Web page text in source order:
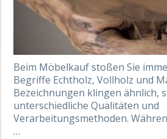
Beim Möbelkauf stoßen Sie
Begriffe Echtholz, Vollholz und
Bezeichnungen klingen ähnlich,
unterschiedliche Qualitäten und
Verarbeitungsmethoden.
…